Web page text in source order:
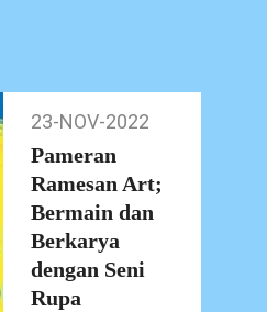
Gambreng.
Pembukaan
yang dihadiri
oleh orang tua
…
23-
Nov-
2022
23-NOV-2022
Pameran
Ramesan Art;
Bermain dan
Berkarya
dengan Seni
Rupa